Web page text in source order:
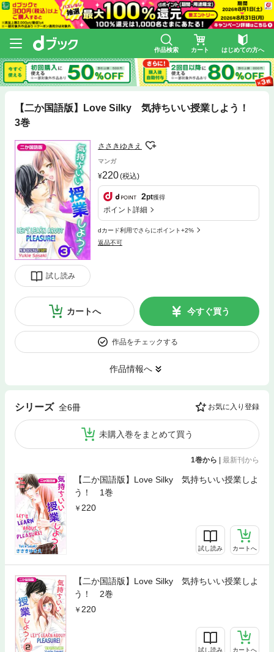
作品検索 カート はじめての方へ
【二か国語版】Love Silky 気持ちいい授業しよう！
3巻
試し読み
ささきゆきえ
マンガ
220(税込)
2pt獲得
ポイント詳細
dカード利用でさらにポイント+2%
返品不可
カートへ 今すぐ買う
作品をチェックする
作品情報へ
シリーズ 全6冊 お気に入り登録
未購入巻をまとめて買う
1巻から 最新刊から
【二か国語版】Love Silky 気持ちいい授業しよ
う！ 1巻
220
試し読み カートへ
【二か国語版】Love Silky 気持ちいい授業しよ
う！ 2巻
220
試し読み カートへ